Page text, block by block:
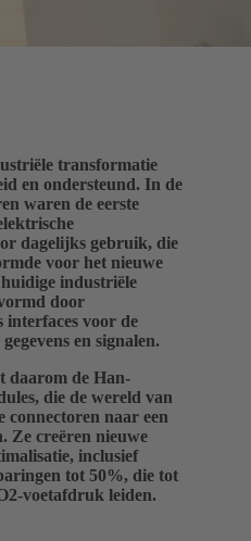
transformatie
en ondersteund. In de
waren de eerste
dagelijks gebruik, die
voor het nieuwe
industriële
door
interfaces voor de
en signalen.
de Han-
die de wereld van
connectoren naar een
Ze creëren nieuwe
inclusief
tot 50%, die tot
voetafdruk leiden.